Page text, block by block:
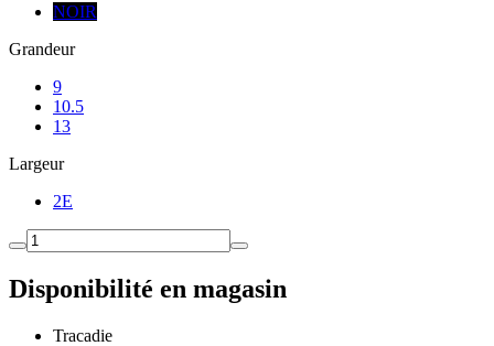
NOIR
Grandeur
9
10.5
13
Largeur
2E
Disponibilité en magasin
Tracadie